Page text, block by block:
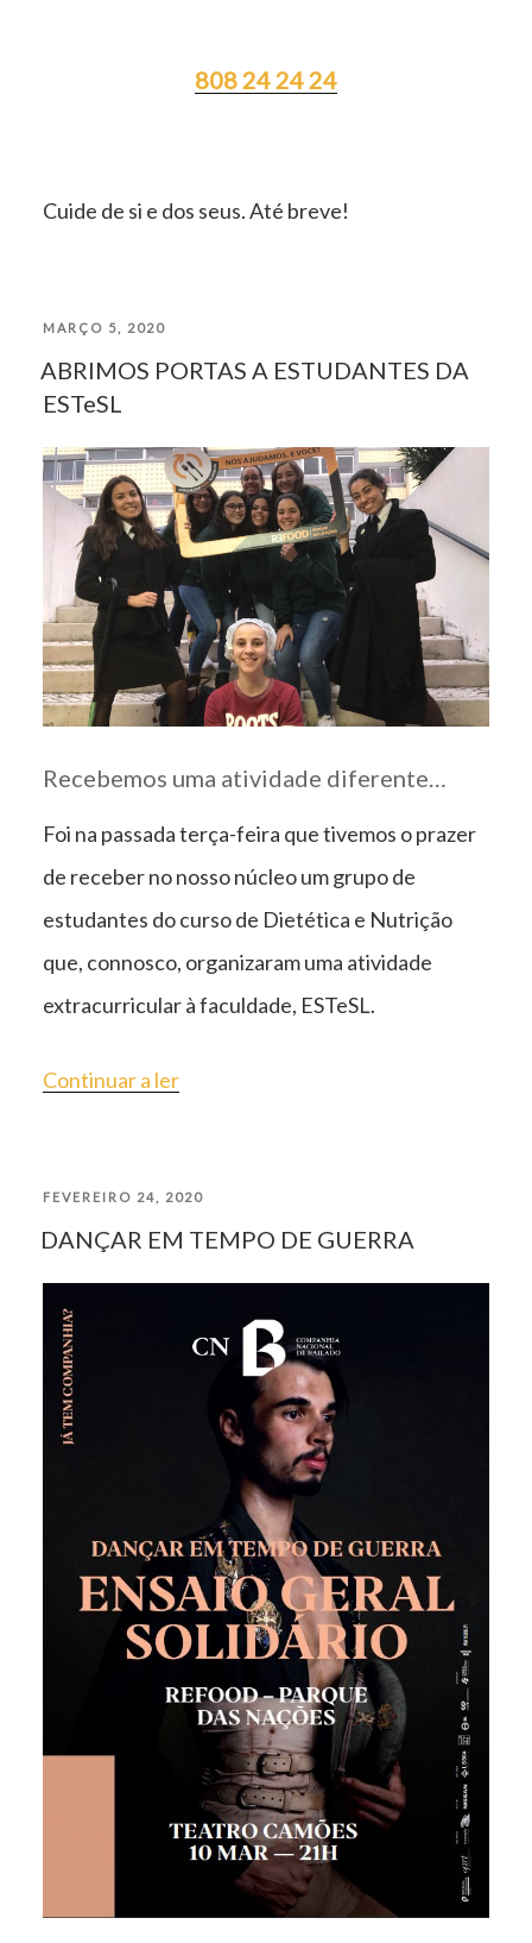
808 24 24 24
Cuide de si e dos seus. Até breve!
PUBLICADO
EM
MARÇO 5, 2020
ABRIMOS PORTAS A ESTUDANTES DA
ESTeSL
Recebemos uma atividade diferente…
Foi na passada terça-feira que tivemos o prazer
de receber no nosso núcleo um grupo de
estudantes do curso de Dietética e Nutrição
que, connosco, organizaram uma atividade
extracurricular à faculdade, ESTeSL.
Continuar a ler“ABRIMOS
ESTUDANTES
DA
PUBLICADO
EM
FEVEREIRO 24, 2020
DANÇAR EM TEMPO DE GUERRA